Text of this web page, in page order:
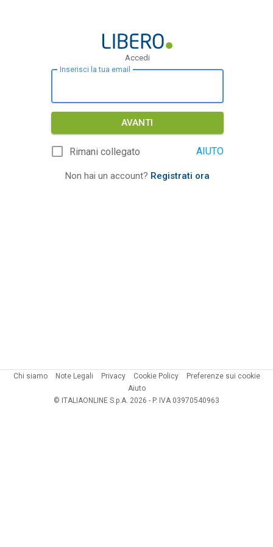
Accedi
Inserisci la tua email
AVANTI
Rimani collegato AIUTO
Non hai un account? Registrati ora
Chi siamo Note Legali Privacy Cookie Policy
Preferenze sui cookie
Aiuto
© ITALIAONLINE S.p.A. 2026 - P. IVA 03970540963